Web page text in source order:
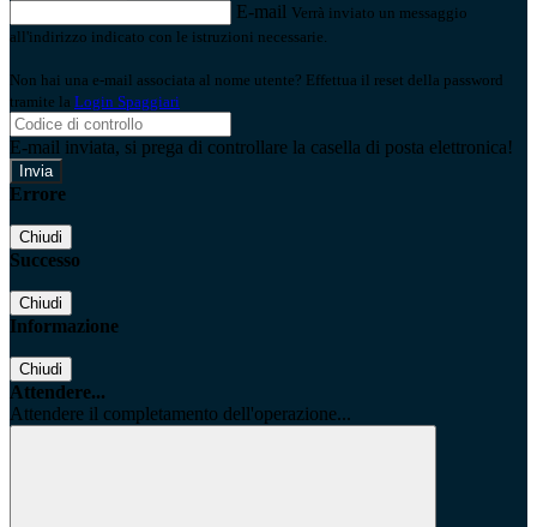
E-mail Verrà inviato un messaggio
all'indirizzo indicato con le istruzioni necessarie.
Non hai una e-mail associata al nome utente? Effettua il reset della password
tramite la Login Spaggiari
E-mail inviata, si prega di controllare la casella di posta elettronica!
Errore
Chiudi
Successo
Chiudi
Informazione
Chiudi
Attendere...
Attendere il completamento dell'operazione...